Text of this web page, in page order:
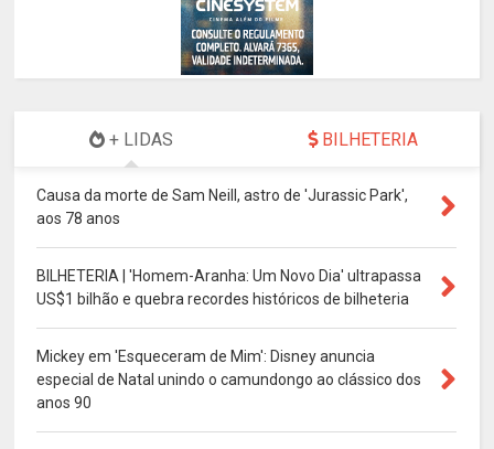
+ LIDAS BILHETERIA
Causa da morte de Sam Neill, astro de 'Jurassic Park',
aos 78 anos
BILHETERIA | 'Homem-Aranha: Um Novo Dia' ultrapassa
US$1 bilhão e quebra recordes históricos de bilheteria
Mickey em 'Esqueceram de Mim': Disney anuncia
especial de Natal unindo o camundongo ao clássico dos
anos 90